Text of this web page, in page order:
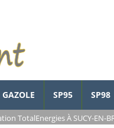
GAZOLE SP95 SP98
TotalEnergies À SUCY-EN-